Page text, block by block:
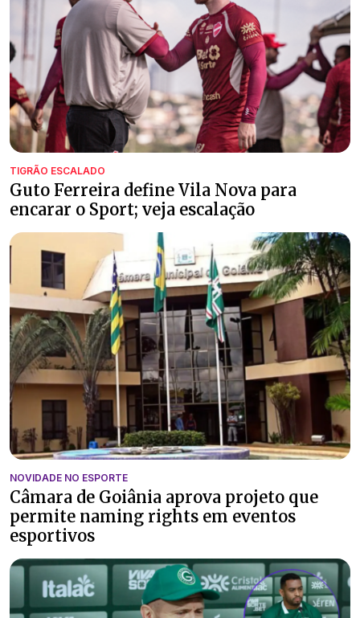
TIGRÃO ESCALADO
Guto Ferreira define Vila Nova para
encarar o Sport; veja escalação
NOVIDADE NO ESPORTE
Câmara de Goiânia aprova projeto que
permite naming rights em eventos
esportivos